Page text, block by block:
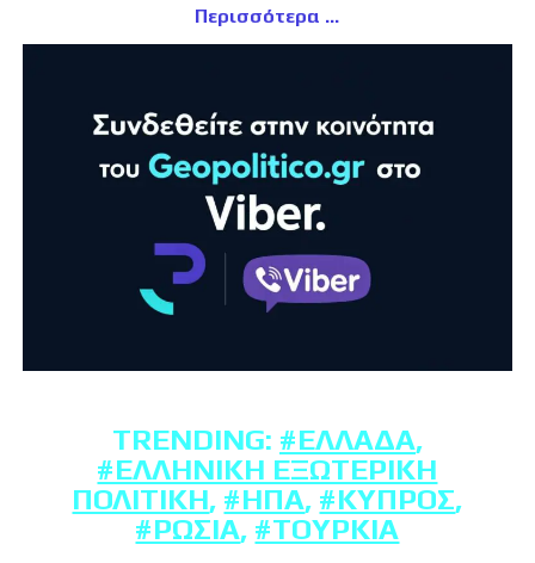
Περισσότερα
TRENDING: #ΕΛΛΆΔΑ,
#ΕΛΛΗΝΙΚΉ ΕΞΩΤΕΡΙΚΉ
ΠΟΛΙΤΙΚΉ, #ΗΠΑ, #ΚΎΠΡΟΣ,
#ΡΩΣΊΑ, #ΤΟΥΡΚΊΑ